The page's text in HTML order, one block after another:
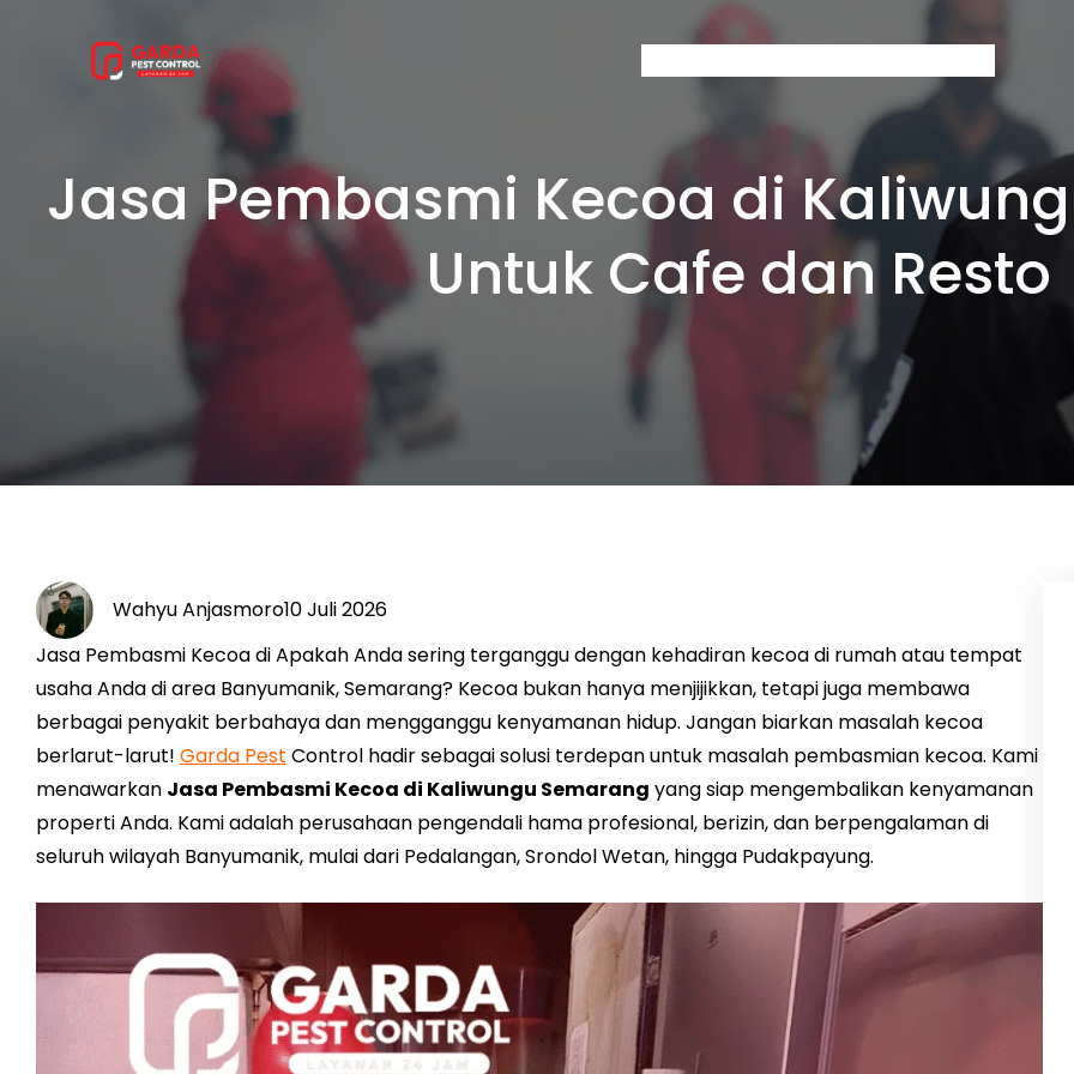
Jasa Pembasmi Kecoa di
Untuk Cafe dan Resto
Wahyu Anjasmoro10 Juli 2026
Jasa Pembasmi Kecoa di Apakah Anda sering terganggu dengan kehadiran kecoa di rumah atau tempat
usaha Anda di area Banyumanik, Semarang? Kecoa bukan hanya menjijikkan, tetapi juga membawa
berbagai penyakit berbahaya dan mengganggu kenyamanan hidup. Jangan biarkan masalah kecoa
berlarut-larut! Garda Pest Control hadir sebagai solusi terdepan untuk masalah pembasmian kecoa. Kami
menawarkan Jasa Pembasmi Kecoa di Kaliwungu Semarang yang siap mengembalikan kenyamanan
properti Anda. Kami adalah perusahaan pengendali hama profesional, berizin, dan berpengalaman di
seluruh wilayah Banyumanik, mulai dari Pedalangan, Srondol Wetan, hingga Pudakpayung.